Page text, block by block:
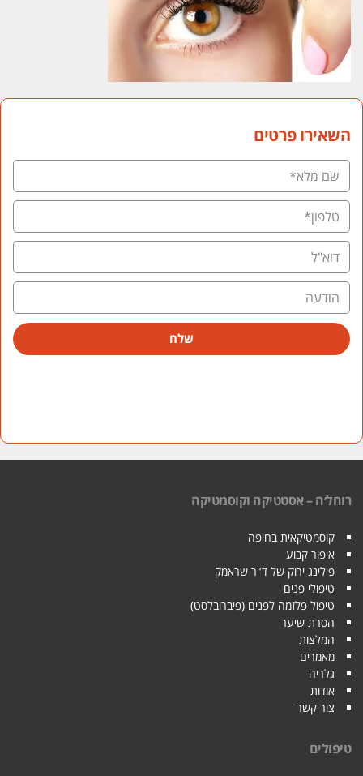
השאירו פרטים
שלח
רוחל׳ה – אסטטיקה וקוסמטיקה
קוסמטיקאית בחיפה
איפור קבוע
פילינג ירוק של ד"ר שראמק
טיפולי פנים
טיפול פלזמה לפנים (פיברובלסט)
הסרת שיער
המלצות
מאמרים
גלריה
אודות
צור קשר
טיפולים